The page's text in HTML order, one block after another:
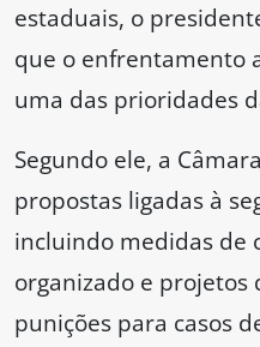
estaduais, o
que o enfrentamento
uma das prioridades
Segundo ele, a
propostas ligadas à
incluindo medidas de
organizado e
punições para casos